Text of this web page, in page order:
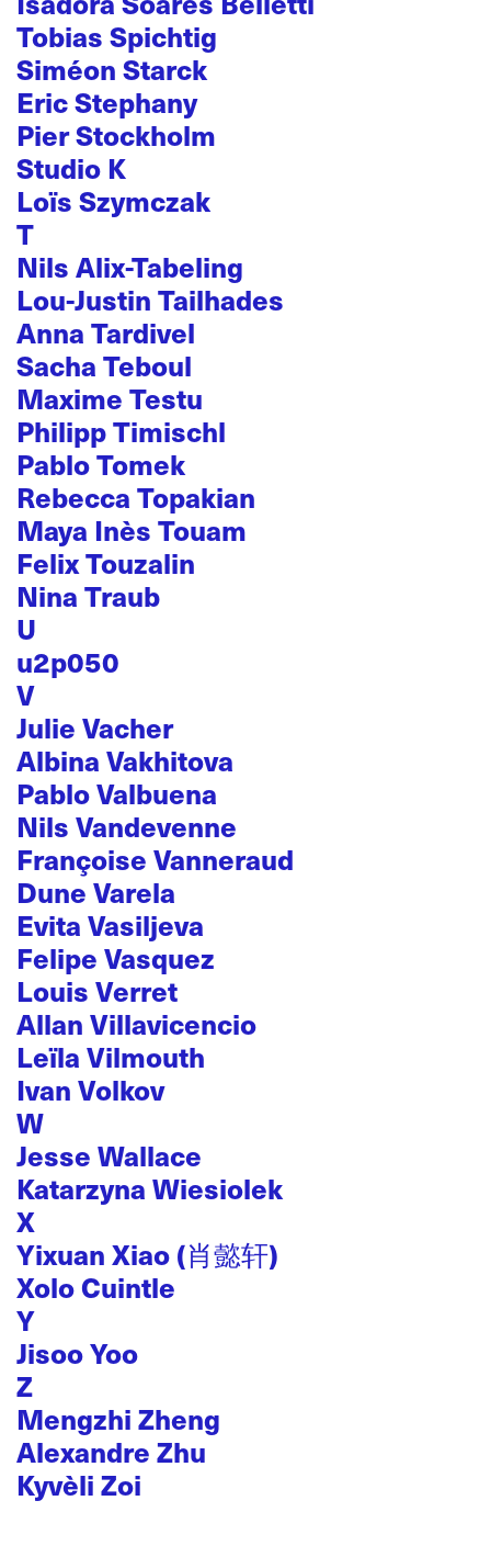
Tobias Spichtig
Siméon Starck
Eric Stephany
Pier Stockholm
Studio K
Loïs Szymczak
T
Nils Alix-Tabeling
Lou-Justin Tailhades
Anna Tardivel
Sacha Teboul
Maxime Testu
Philipp Timischl
Pablo Tomek
Rebecca Topakian
Maya Inès Touam
Felix Touzalin
Nina Traub
U
u2p050
V
Julie Vacher
Albina Vakhitova
Pablo Valbuena
Nils Vandevenne
Françoise Vanneraud
Dune Varela
Evita Vasiljeva
Felipe Vasquez
Louis Verret
Allan Villavicencio
Leïla Vilmouth
Ivan Volkov
W
Jesse Wallace
Katarzyna Wiesiolek
X
Yixuan Xiao (肖懿轩)
Xolo Cuintle
Y
Jisoo Yoo
Z
Mengzhi Zheng
Alexandre Zhu
Kyvèli Zoi